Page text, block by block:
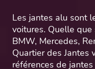
Les jantes alu sont
voitures. Quelle
BMW, Mercedes,
Quartier des Jantes
références de